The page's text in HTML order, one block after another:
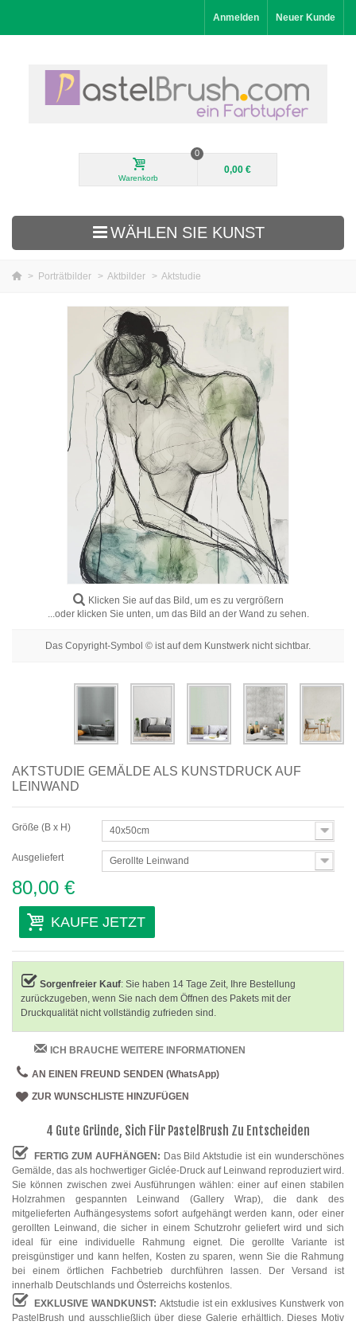
Anmelden Neuer Kunde
Warenkorb
0
0,00 €
WÄHLEN SIE KUNST
Porträtbilder
> Porträtbilder > Aktbilder > Aktstudie
Klicken Sie auf das Bild, um es zu vergrößern
...oder klicken Sie unten, um das Bild an der Wand zu sehen.
Das Copyright-Symbol © ist auf dem Kunstwerk nicht sichtbar.
AKTSTUDIE GEMÄLDE ALS KUNSTDRUCK AUF
LEINWAND
Größe (B x H) 40x50cm
Ausgeliefert Gerollte Leinwand
80,00 €
KAUFE JETZT
Sorgenfreier Kauf: Sie haben 14 Tage Zeit, Ihre Bestellung
zurückzugeben, wenn Sie nach dem Öffnen des Pakets mit der
Druckqualität nicht vollständig zufrieden sind.
ICH BRAUCHE WEITERE INFORMATIONEN
AN EINEN FREUND SENDEN (WhatsApp)
ZUR WUNSCHLISTE HINZUFÜGEN
4 Gute Gründe, Sich Für PastelBrush Zu Entscheiden
FERTIG ZUM AUFHÄNGEN: Das Bild Aktstudie ist ein wunderschönes
Gemälde, das als hochwertiger Giclée-Druck auf Leinwand reproduziert wird.
Sie können zwischen zwei Ausführungen wählen: einer auf einen stabilen
Holzrahmen gespannten Leinwand (Gallery Wrap), die dank des
mitgelieferten Aufhängesystems sofort aufgehängt werden kann, oder einer
gerollten Leinwand, die sicher in einem Schutzrohr geliefert wird und sich
ideal für eine individuelle Rahmung eignet. Die gerollte Variante ist
preisgünstiger und kann helfen, Kosten zu sparen, wenn Sie die Rahmung
bei einem örtlichen Fachbetrieb durchführen lassen. Der Versand ist
innerhalb Deutschlands und Österreichs kostenlos.
EXKLUSIVE WANDKUNST: Aktstudie ist ein exklusives Kunstwerk von
PastelBrush und ausschließlich über diese Galerie erhältlich. Dieses Motiv